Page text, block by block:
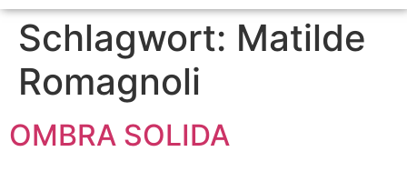
Schlagwort: Matilde
Romagnoli
OMBRA SOLIDA